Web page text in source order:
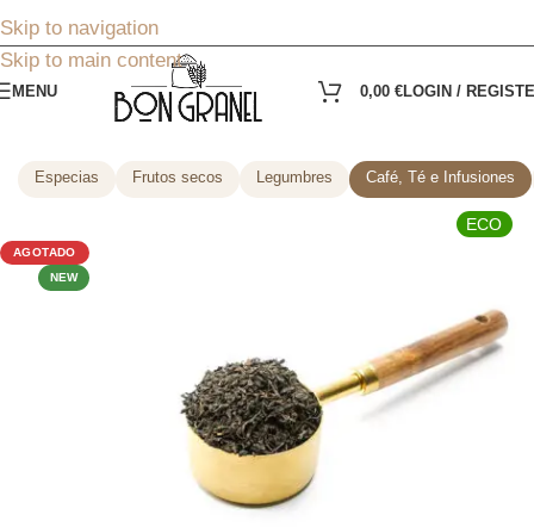
Skip to navigation
Skip to main content
MENU 0,00 €LOGIN /
Especias Frutos secos Legumbres Café, Té e Infusiones
AGOTADO
NEW
ECO